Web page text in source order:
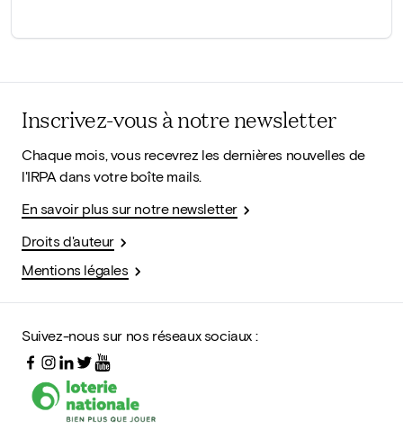
Inscrivez-vous à notre newsletter
Chaque mois, vous recevrez les dernières nouvelles de
l'IRPA dans votre boîte mails.
En savoir plus sur notre newsletter
Droits d'auteur
Mentions légales
Suivez-nous sur nos réseaux sociaux :